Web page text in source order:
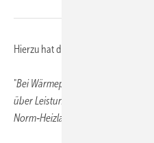
Hierzu hat die KFW mir folgende
"Bei
über Leistungsanteile (zum
Norm‑Heizlast des zu